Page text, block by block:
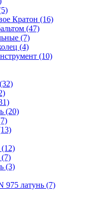
Кратон (16)
(47)
(7)
(4)
(10)
(20)
(3)
975 латунь (7)